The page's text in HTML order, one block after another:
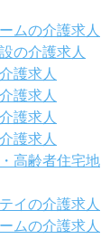
ムの介護求人
の介護求人
護求人
護求人
護求人
護求人
高齢者住宅地
イの介護求人
ムの介護求人